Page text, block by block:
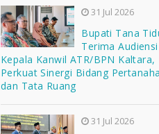
31 Jul 2026
Bupati Tana
Terima Audiensi
Kepala Kanwil ATR/BPN Kaltara,
Perkuat Sinergi Bidang
dan Tata Ruang
31 Jul 2026